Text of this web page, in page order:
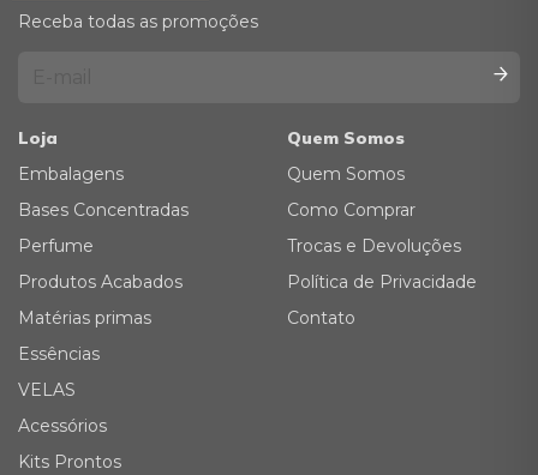
Receba todas as promoções
Loja
Embalagens
Bases Concentradas
Perfume
Produtos Acabados
Matérias primas
Essências
VELAS
Acessórios
Kits Prontos
Quem Somos
Quem Somos
Como Comprar
Trocas e Devoluções
Política de Privacidade
Contato